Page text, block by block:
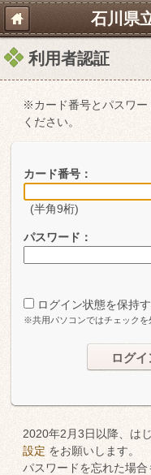
石川県
利用者認証
※カード番号とパスワー
ください。
カード番号：
(半角9桁)
パスワード：
ログイン状態を保持
※共用パソコンではチェックを
ログイ
2020年2月3日以降、は
設定 をお願いします。
パスワードを忘れた場合